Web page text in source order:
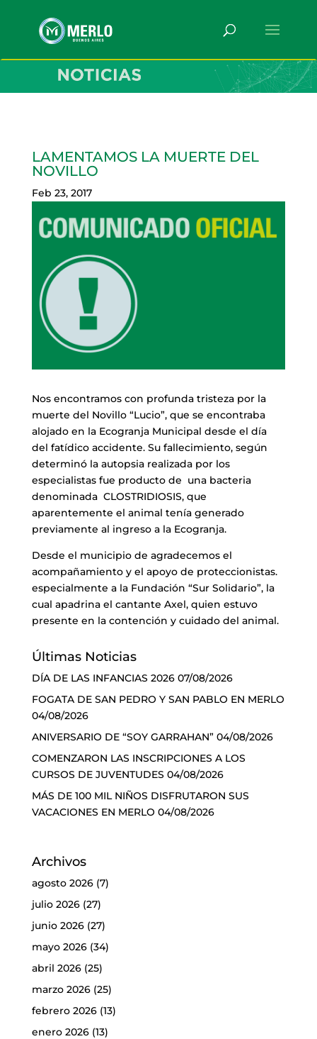
LAMENTAMOS LA MUERTE DEL
NOVILLO
Feb 23, 2017
Nos encontramos con profunda tristeza por la
muerte del Novillo “Lucio”, que se encontraba
alojado en la Ecogranja Municipal desde el día
del fatídico accidente. Su fallecimiento, según
determinó la autopsia realizada por los
especialistas fue producto de una bacteria
denominada CLOSTRIDIOSIS, que
aparentemente el animal tenía generado
previamente al ingreso a la Ecogranja.
Desde el municipio de agradecemos el
acompañamiento y el apoyo de proteccionistas.
especialmente a la Fundación “Sur Solidario”, la
cual apadrina el cantante Axel, quien estuvo
presente en la contención y cuidado del animal.
Últimas Noticias
DÍA DE LAS INFANCIAS 2026 07/08/2026
FOGATA DE SAN PEDRO Y SAN PABLO EN MERLO
04/08/2026
ANIVERSARIO DE “SOY GARRAHAN” 04/08/2026
COMENZARON LAS INSCRIPCIONES A LOS
CURSOS DE JUVENTUDES 04/08/2026
MÁS DE 100 MIL NIÑOS DISFRUTARON SUS
VACACIONES EN MERLO 04/08/2026
Archivos
agosto 2026(7)
julio 2026(27)
junio 2026(27)
mayo 2026(34)
abril 2026(25)
marzo 2026(25)
febrero 2026(13)
enero 2026(13)